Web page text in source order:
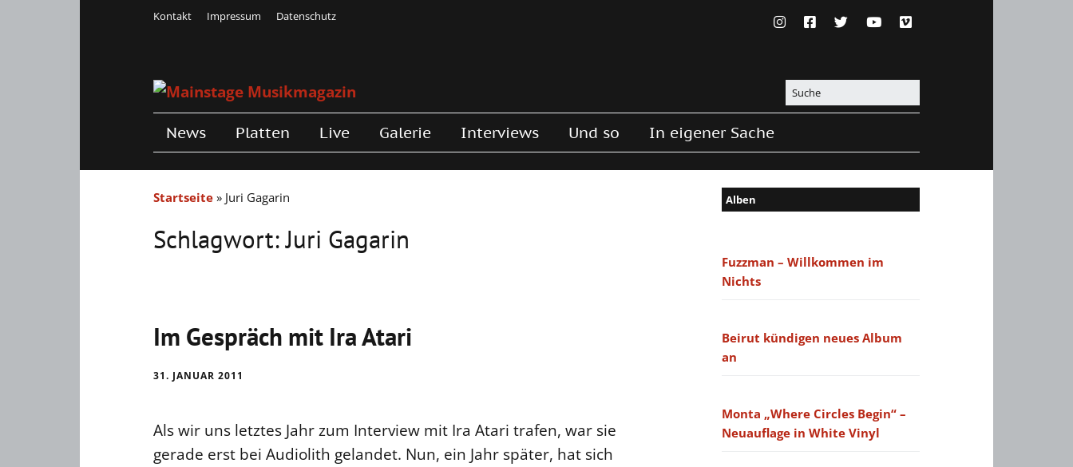
Kontakt Impressum Datenschutz
News Platten Live Galerie Interviews Und so In eigener Sache
Startseite » Juri Gagarin
Schlagwort:Juri Gagarin
Im Gespräch mit Ira Atari
31. JANUAR 2011
Als wir uns letztes Jahr zum Interview mit Ira Atari trafen, war sie
gerade erst bei Audiolith gelandet. Nun, ein Jahr später, hat sich
Alben
Fuzzman – Willkommen im
Nichts
Beirut kündigen neues Album
an
Monta „Where Circles Begin“ –
Neuauflage in White Vinyl